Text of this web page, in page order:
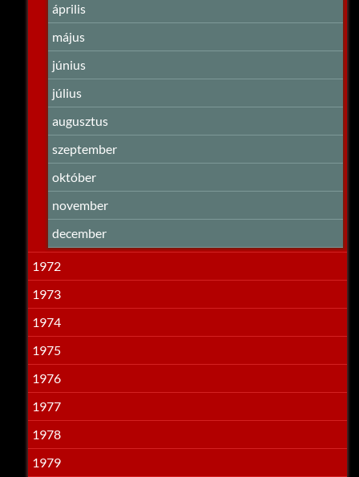
április
május
június
július
augusztus
szeptember
október
november
december
1972
1973
1974
1975
1976
1977
1978
1979